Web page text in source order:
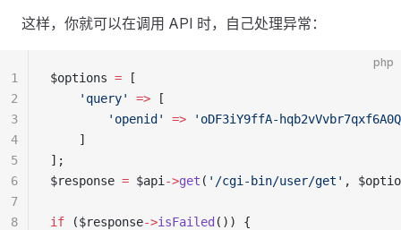
这样，你就可以在调用 API 时，自己处理异常：
php
$options = [
    'query'
=> [
        'openid'
=> 'oDF3iY9ffA-
    ]
];
$response = $api ->get ( '/cgi-bin/user/get' ,
if ($response->isFailed ()) {
1
2
3
4
5
6
7
8